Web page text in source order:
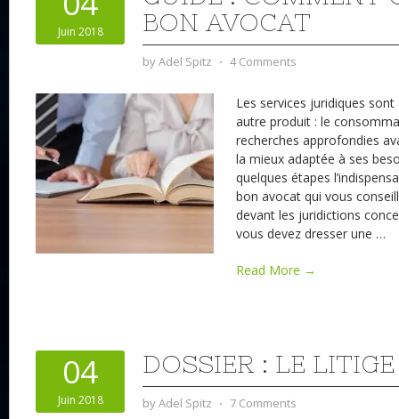
Juin 2018
BON AVOCAT
byAdel Spitz ⋅ 4 Comments
Les services juridiques
autre produit : le
recherches approfondies
la mieux adaptée à ses
quelques étapes
bon avocat qui vous
devant les juridictions
vous devez dresser une …
Read More →
04
Juin 2018
DOSSIER : LE
byAdel Spitz ⋅ 7 Comments